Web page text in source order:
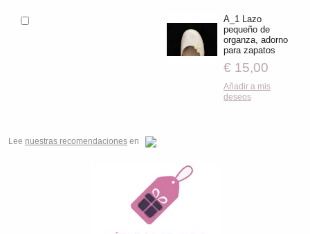
A_1 Lazo
pequeño de
organza, adorno
para zapatos
€ 15,00
Añadir a mis
deseos
Lee nuestras recomendaciones en